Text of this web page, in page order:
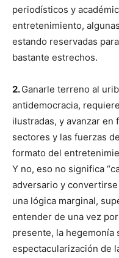
periodísticos y
entretenimiento,
estando reservadas
bastante estrechos.
2.Ganarle terreno al
antidemocracia,
ilustradas, y avanzar en
sectores y las fuerzas
formato del
Y no, eso no significa
adversario y
una lógica marginal,
entender de una vez
presente, la hegemonía
espectacularización de